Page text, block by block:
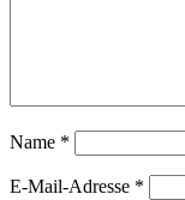
Name *
E-Mail-Adresse *